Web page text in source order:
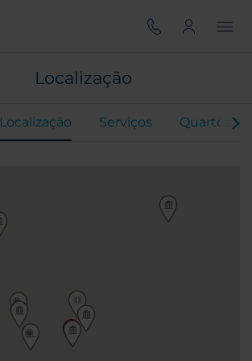
Localização
Localização Serviços Quartos